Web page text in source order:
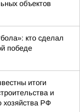
объектов
кто сделал
победе
итоги
и
хозяйства РФ